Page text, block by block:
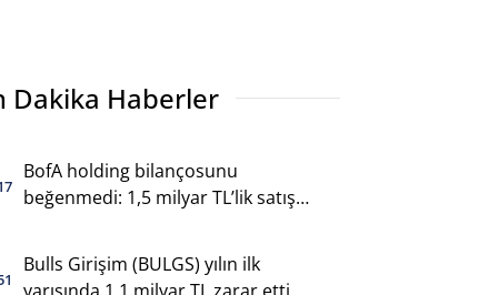
Dakika Haberler
BofA holding bilançosunu
beğenmedi: 1,5 milyar TL’lik satış
Bulls Girişim (BULGS) yılın ilk